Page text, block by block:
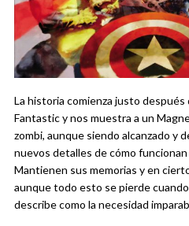
La historia comienza justo
Fantastic y nos muestra a un
zombi, aunque siendo alcanzado y
nuevos detalles de cómo
Mantienen sus memorias y en
aunque todo esto se pierde cuando
describe como la necesidad